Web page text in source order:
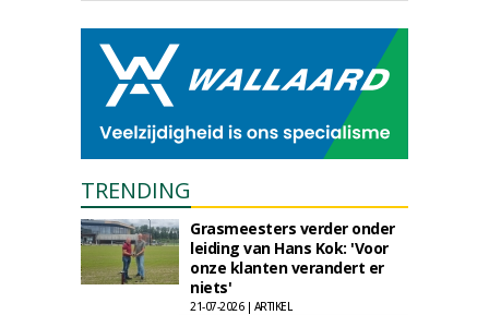
TRENDING
Grasmeesters verder onder
leiding van Hans Kok: 'Voor
onze klanten verandert er
niets'
21-07-2026 | ARTIKEL